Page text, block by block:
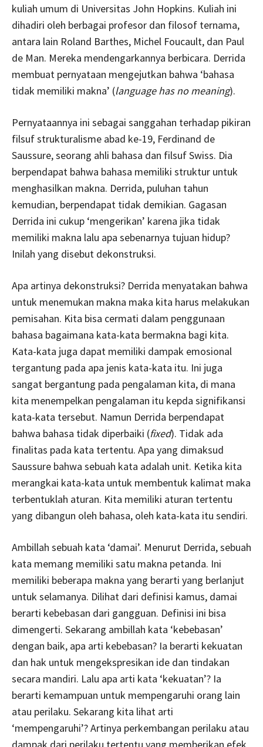
kuliah umum di Universitas John Hopkins. Kuliah ini
dihadiri oleh berbagai profesor dan filosof ternama,
antara lain Roland Barthes, Michel Foucault, dan Paul
de Man. Mereka mendengarkannya berbicara. Derrida
membuat pernyataan mengejutkan bahwa ‘bahasa
tidak memiliki makna’ (language has no meaning).
Pernyataannya ini sebagai sanggahan terhadap pikiran
filsuf strukturalisme abad ke-19, Ferdinand de
Saussure, seorang ahli bahasa dan filsuf Swiss. Dia
berpendapat bahwa bahasa memiliki struktur untuk
menghasilkan makna. Derrida, puluhan tahun
kemudian, berpendapat tidak demikian. Gagasan
Derrida ini cukup ‘mengerikan’ karena jika tidak
memiliki makna lalu apa sebenarnya tujuan hidup?
Inilah yang disebut dekonstruksi.
Apa artinya dekonstruksi? Derrida menyatakan bahwa
untuk menemukan makna maka kita harus melakukan
pemisahan. Kita bisa cermati dalam penggunaan
bahasa bagaimana kata-kata bermakna bagi kita.
Kata-kata juga dapat memiliki dampak emosional
tergantung pada apa jenis kata-kata itu. Ini juga
sangat bergantung pada pengalaman kita, di mana
kita menempelkan pengalaman itu kepda signifikansi
kata-kata tersebut. Namun Derrida berpendapat
bahwa bahasa tidak diperbaiki (fixed). Tidak ada
finalitas pada kata tertentu. Apa yang dimaksud
Saussure bahwa sebuah kata adalah unit. Ketika kita
merangkai kata-kata untuk membentuk kalimat maka
terbentuklah aturan. Kita memiliki aturan tertentu
yang dibangun oleh bahasa, oleh kata-kata itu sendiri.
Ambillah sebuah kata ‘damai’. Menurut Derrida, sebuah
kata memang memiliki satu makna petanda. Ini
memiliki beberapa makna yang berarti yang berlanjut
untuk selamanya. Dilihat dari definisi kamus, damai
berarti kebebasan dari gangguan. Definisi ini bisa
dimengerti. Sekarang ambillah kata ‘kebebasan’
dengan baik, apa arti kebebasan? Ia berarti kekuatan
dan hak untuk mengekspresikan ide dan tindakan
secara mandiri. Lalu apa arti kata ‘kekuatan’? Ia
berarti kemampuan untuk mempengaruhi orang lain
atau perilaku. Sekarang kita lihat arti
‘mempengaruhi’? Artinya perkembangan perilaku atau